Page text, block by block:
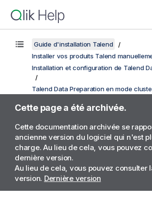
Guide d'installation Talend
Installer vos produits Talend
Installation et configuration de Talend
Talend Data Preparation en mode
Cette page a été archivée.
Cette documentation archivée se
ancienne version du logiciel qui n'est
charge. Au lieu de cela, vous pouvez
dernière version.
Au lieu de cela, vous pouvez consulter
version. Dernière version